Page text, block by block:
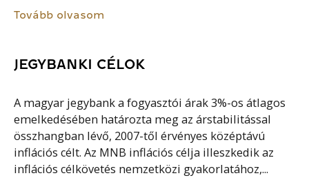
Tovább olvasom
JEGYBANKI CÉLOK
A magyar jegybank a fogyasztói árak 3%-os átlagos
emelkedésében határozta meg az árstabilitással
összhangban lévő, 2007-től érvényes középtávú
inflációs célt. Az MNB inflációs célja illeszkedik az
inflációs célkövetés nemzetközi gyakorlatához,...